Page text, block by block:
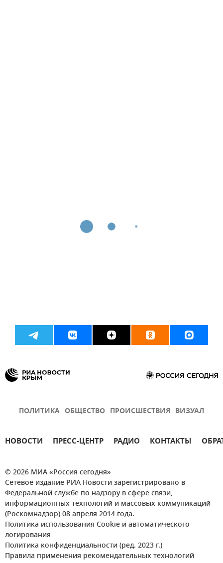
ПОЛИТИКА ОБЩЕСТВО ПРОИСШЕСТВИЯ ВИЗУАЛ
НОВОСТИ ПРЕСС-ЦЕНТР РАДИО КОНТАКТЫ
© 2026 МИА «Россия сегодня»
Сетевое издание РИА Новости зарегистрировано в
Федеральной службе по надзору в сфере связи,
информационных технологий и массовых коммуникаций
(Роскомнадзор) 08 апреля 2014 года.
Политика использования Cookie и автоматического
логирования
Политика конфиденциальности (ред. 2023 г.)
Правила применения рекомендательных технологий